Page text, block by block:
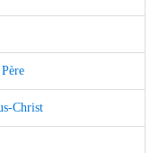
Christ